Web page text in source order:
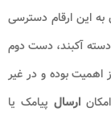
این ارقام دسترسی
آکبند، دست دوم
اهمیت بوده و در غیر
ارسال پیامک یا